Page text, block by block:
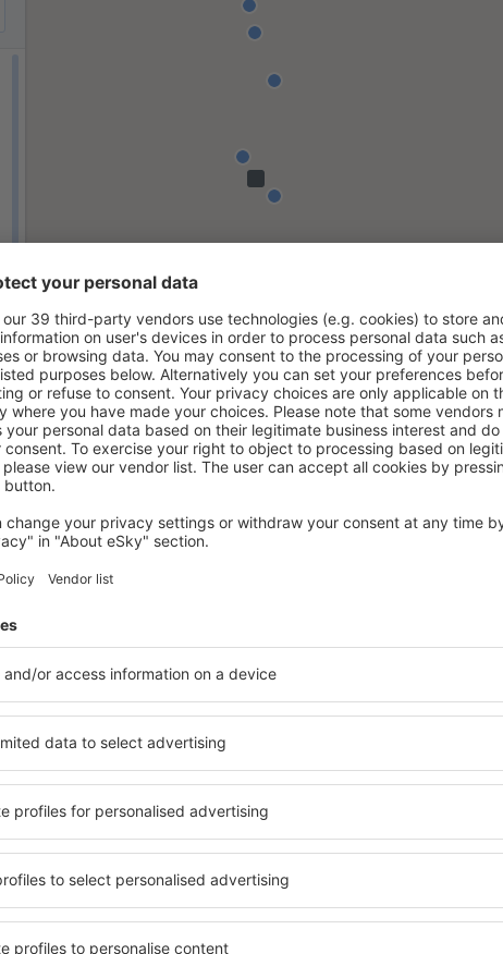
Spara tid och pengar.
Boka Flyg+Hotell på
reser
mindre
weekendresor, semestrar - få unika erbjudanden
alla andra.
Vi skickar bara det bästa, vi lovar!